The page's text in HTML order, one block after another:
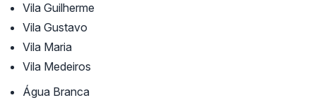
Vila Guilherme
Vila Gustavo
Vila Maria
Vila Medeiros
Água Branca